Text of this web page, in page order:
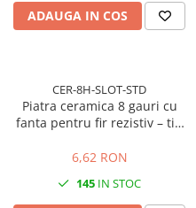
Rezistente electrice banda mica
Rezistentele tubulare flexibile
Rezistență microtubulară
Incalzitor ceramic infrarosu
Rezistente electrice tubulara
dreapt
injecție
ADAUGA IN COS
CER-8H-SLOT-STD
Piatra ceramica 8 gauri cu
fanta pentru fir rezistiv – tip
6,62 RON
145 IN STOC